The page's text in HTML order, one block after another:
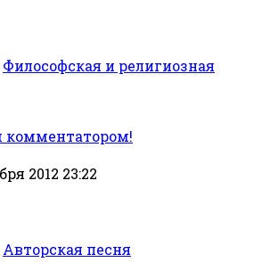
Философская и религиозная
комментатором!
2012 23:22
Авторская песня